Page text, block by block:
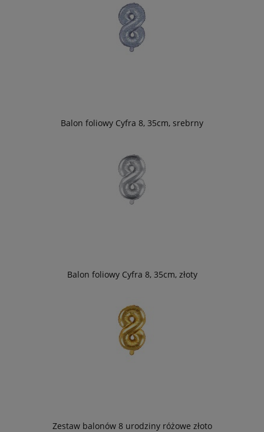
Balon foliowy Cyfra 8, 35cm, srebrny
Balon foliowy Cyfra 8, 35cm, złoty
Zestaw balonów 8 urodziny różowe złoto